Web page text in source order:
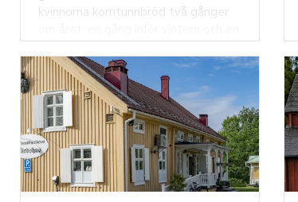
kvinnorna korntunnbröd två gånger
murad ugn där det vedeldades
direkt på hällen där även bakningen
skedde. Eldningen påbörjades i regel
en dag innan bakningen för att ugnen
skulle få rätt temperatur. År 1987
plockades bagarstugan ner för att
våren 1990 återuppföras här på
Nordanå.